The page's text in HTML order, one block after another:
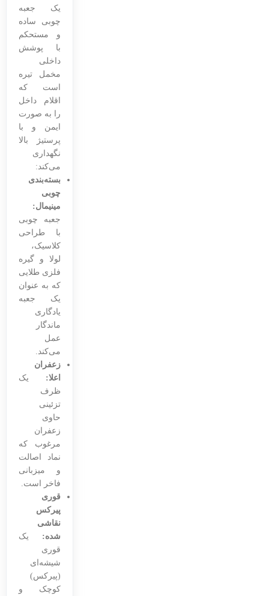
یک جعبه
چوبی ساده
و مستحکم
با پوشش
داخلی
مخمل تیره
است که
اقلام داخل
را به صورت
ایمن و با
پرستیژ بالا
نگهداری
می‌کند:
بسته‌بندی
چوبی
مینیمال:
جعبه چوبی
با طراحی
کلاسیک،
لولا و گیره
فلزی طلایی
که به عنوان
یک جعبه
یادگاری
ماندگار
عمل
می‌کند.
زعفران
اعلا: یک
ظرف
تزئینی
حاوی
زعفران
مرغوب که
نماد اصالت
و میزبانی
فاخر است.
قوری
پیرکس
نقاشی
شده: یک
قوری
شیشه‌ای
(پیرکس)
کوچک و